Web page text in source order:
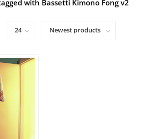
with Bassetti Kimono Fong v2